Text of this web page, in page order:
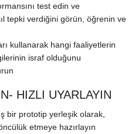
test edin ve
tepki verdiğini görün, öğrenin ve
kullanarak hangi faaliyetlerin
israf olduğunu
HIZLI UYARLAYIN
bir prototip yerleşik olarak,
etmeye hazırlayın